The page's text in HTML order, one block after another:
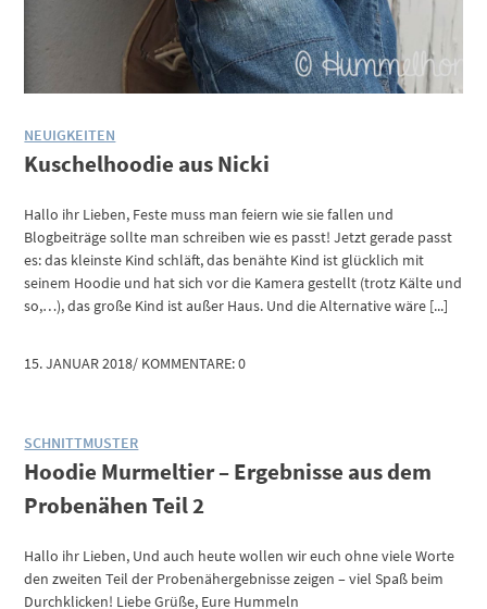
NEUIGKEITEN
Kuschelhoodie aus Nicki
Hallo ihr Lieben, Feste muss man feiern wie sie fallen und
Blogbeiträge sollte man schreiben wie es passt! Jetzt gerade passt
es: das kleinste Kind schläft, das benähte Kind ist glücklich mit
seinem Hoodie und hat sich vor die Kamera gestellt (trotz Kälte und
so,…), das große Kind ist außer Haus. Und die Alternative wäre [...]
15. JANUAR 2018/ KOMMENTARE: 0
SCHNITTMUSTER
Hoodie Murmeltier – Ergebnisse aus dem
Probenähen Teil 2
Hallo ihr Lieben, Und auch heute wollen wir euch ohne viele Worte
den zweiten Teil der Probenähergebnisse zeigen – viel Spaß beim
Durchklicken! Liebe Grüße, Eure Hummeln